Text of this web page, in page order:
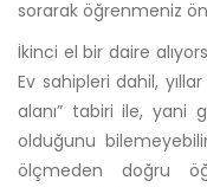
sorarak öğrenmeniz
İkinci el bir daire
Ev sahipleri dahil,
alanı” tabiri ile, yani
olduğunu
ölçmeden doğru